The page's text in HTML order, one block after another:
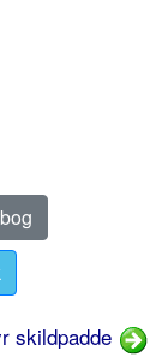
skildpadde